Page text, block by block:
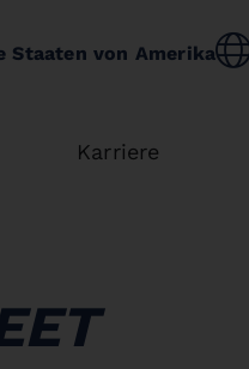
Staaten von Amerika
Karriere